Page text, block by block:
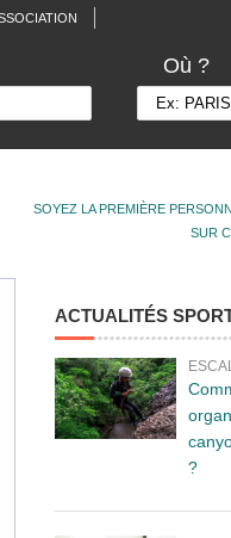
Où ?
SOYEZ LA PREMIÈRE
SUR
ACTUALITÉS
?